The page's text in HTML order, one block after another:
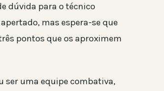
dúvida para o técnico
mas espera-se que
pontos que os aproximem
ser uma equipe combativa,